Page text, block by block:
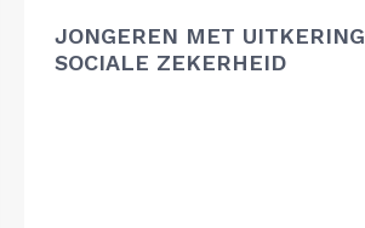
JONGEREN MET UITKERING
SOCIALE ZEKERHEID